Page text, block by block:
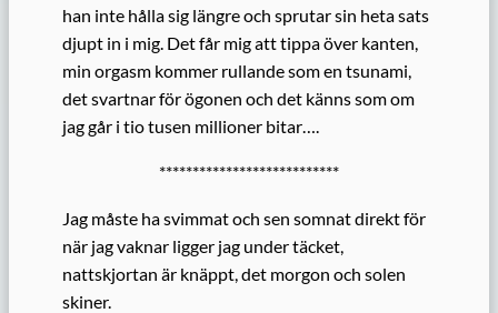
han inte hålla sig längre och sprutar sin heta sats
djupt in i mig. Det får mig att tippa över kanten,
min orgasm kommer rullande som en tsunami,
det svartnar för ögonen och det känns som om
jag går i tio tusen millioner bitar….
***************************
Jag måste ha svimmat och sen somnat direkt för
när jag vaknar ligger jag under täcket,
nattskjortan är knäppt, det morgon och solen
skiner.